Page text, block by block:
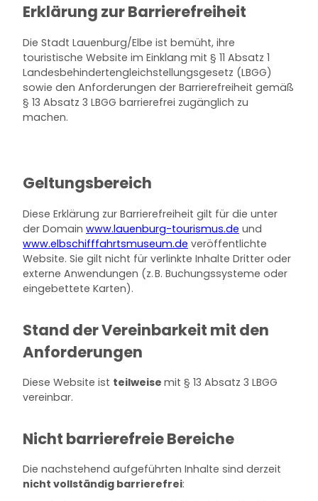
Erklärung zur Barrierefreiheit
Die Stadt Lauenburg/Elbe ist bemüht, ihre
touristische Website im Einklang mit § 11 Absatz 1
Landesbehindertengleichstellungsgesetz (LBGG)
sowie den Anforderungen der Barrierefreiheit gemäß
§ 13 Absatz 3 LBGG barrierefrei zugänglich zu
machen.
Geltungsbereich
Diese Erklärung zur Barrierefreiheit gilt für die unter
der Domain www.lauenburg-tourismus.de und
www.elbschifffahrtsmuseum.de veröffentlichte
Website. Sie gilt nicht für verlinkte Inhalte Dritter oder
externe Anwendungen (z. B. Buchungssysteme oder
eingebettete Karten).
Stand der Vereinbarkeit mit den
Anforderungen
Diese Website ist teilweise mit § 13 Absatz 3 LBGG
vereinbar.
Nicht barrierefreie Bereiche
Die nachstehend aufgeführten Inhalte sind derzeit
nicht vollständig barrierefrei: